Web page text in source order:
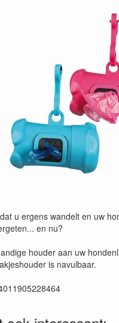
u ergens wandelt en uw
en nu?
houder aan uw
is navulbaar.